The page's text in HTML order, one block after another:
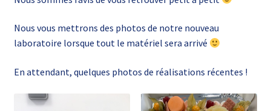
Nous vous mettrons des photos de notre nouveau
laboratoire lorsque tout le matériel sera arrivé
En attendant, quelques photos de réalisations récentes !